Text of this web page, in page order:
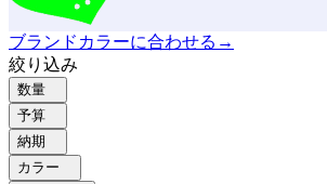
ブランドカラーに合わせる →
絞り込み
数量
予算
納期
カラー